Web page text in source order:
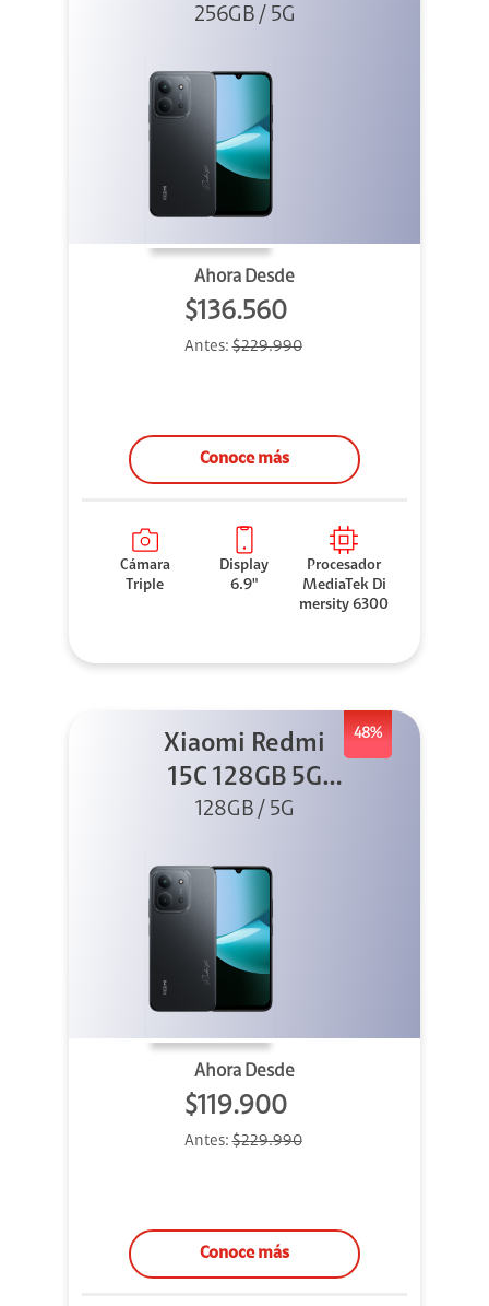
Negro
256GB / 5G
Ahora Desde
$136.560
Antes:$229.990
Conoce más
Cámara
Triple
Display
6.9"
Procesador
MediaTek Di
mersity 6300
48%
Xiaomi Redmi
15C 128GB 5G
Negro
128GB / 5G
Ahora Desde
$119.900
Antes:$229.990
Conoce más